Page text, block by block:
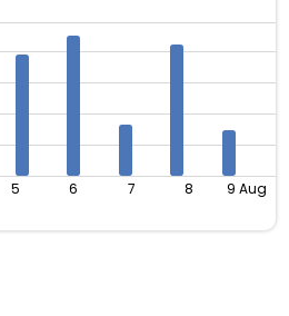
5 6 7 8 9 Aug